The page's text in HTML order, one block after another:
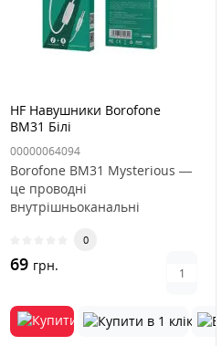
HF Навушники Borofone
BM31 Білі
00000064094
Borofone BM31 Mysterious —
це проводні
внутрішньоканальні
поєднують у соб..
0
69 грн.